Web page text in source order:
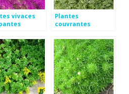
vivaces
Plantes
couvrantes